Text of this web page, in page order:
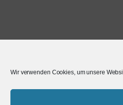
Wir verwenden Cookies, um unsere